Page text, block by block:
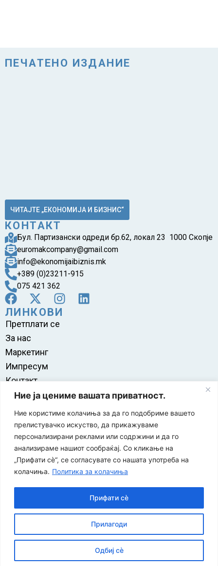
Ние ја цениме вашата приватност.
Ние користиме колачиња за да го подобриме вашето
прелистувачко искуство, да прикажуваме
персонализирани реклами или содржини и да го
анализираме нашиот сообраќај. Со кликање на
„Прифати сè“, се согласувате со нашата употреба на
колачиња. Политика за колачиња
Прилагоди
Одбиј сè
Прифати сè
ПЕЧАТЕНО ИЗДАНИЕ
ЧИТАЈТЕ „ЕКОНОМИЈА И БИЗНИС“
КОНТАКТ
Бул. Партизански одреди бр.62, локал 23 1000 Скопје
euromakcompany@gmail.com
info@ekonomijaibiznis.mk
+389 (0)23211-915
075 421 362
ЛИНКОВИ
Претплати се
За нас
Маркетинг
Импресум
Контакт
Правила на користење
за заштита на печатени медиуми
Економија и Бизнис
| Developed by:Unet
Политика за приватност
Политика за колачиња